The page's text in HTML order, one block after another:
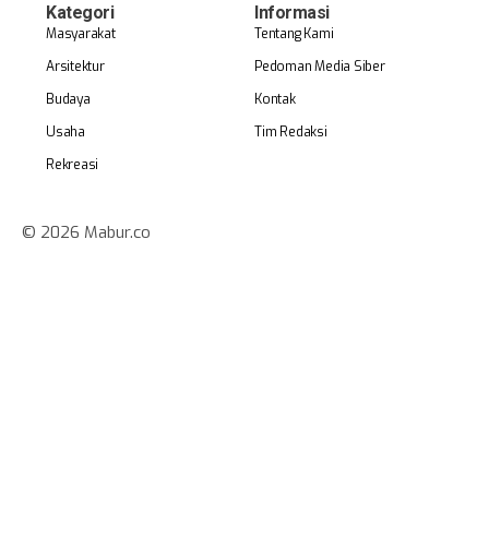
Kategori
Masyarakat
Arsitektur
Budaya
Usaha
Rekreasi
Informasi
Tentang Kami
Pedoman Media Siber
Kontak
Tim Redaksi
© 2026 Mabur.co